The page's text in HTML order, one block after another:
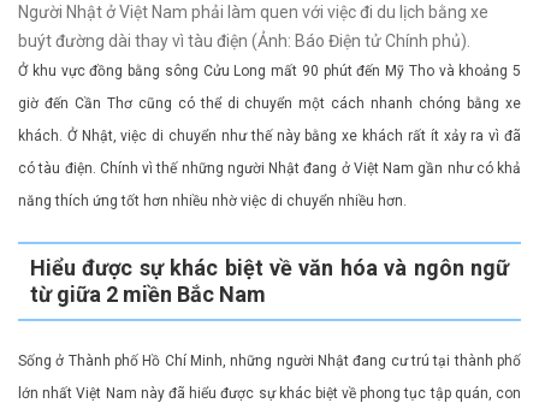
Người Nhật ở Việt Nam phải làm quen với việc đi du lịch bằng xe
buýt đường dài thay vì tàu điện (Ảnh: Báo Điện tử Chính phủ).
Ở khu vực đồng bằng sông Cửu Long mất 90 phút đến Mỹ Tho và khoảng 5
giờ đến Cần Thơ cũng có thể di chuyển một cách nhanh chóng bằng xe
khách. Ở Nhật, việc di chuyển như thế này bằng xe khách rất ít xảy ra vì đã
có tàu điện. Chính vì thế những người Nhật đang ở Việt Nam gần như có khả
năng thích ứng tốt hơn nhiều nhờ việc di chuyển nhiều hơn.
Hiểu được sự khác biệt về văn hóa và ngôn ngữ
từ giữa 2 miền Bắc Nam
Sống ở Thành phố Hồ Chí Minh, những người Nhật đang cư trú tại thành phố
lớn nhất Việt Nam này đã hiểu được sự khác biệt về phong tục tập quán, con